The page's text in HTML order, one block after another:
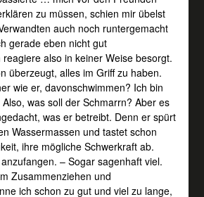
zu müssen, schien mir übelst
auch noch runtergemacht
gerade eben nicht gut
also in keiner Weise besorgt.
überzeugt, alles im Griff zu haben.
wie er, davonschwimmen? Ich bin
was soll der Schmarrn? Aber es
was er betreibt. Denn er spürt
Wassermassen und tastet schon
ihre mögliche Schwerkraft ab.
– Sogar sagenhaft viel.
Zusammenziehen und
ich schon zu gut und viel zu lange,